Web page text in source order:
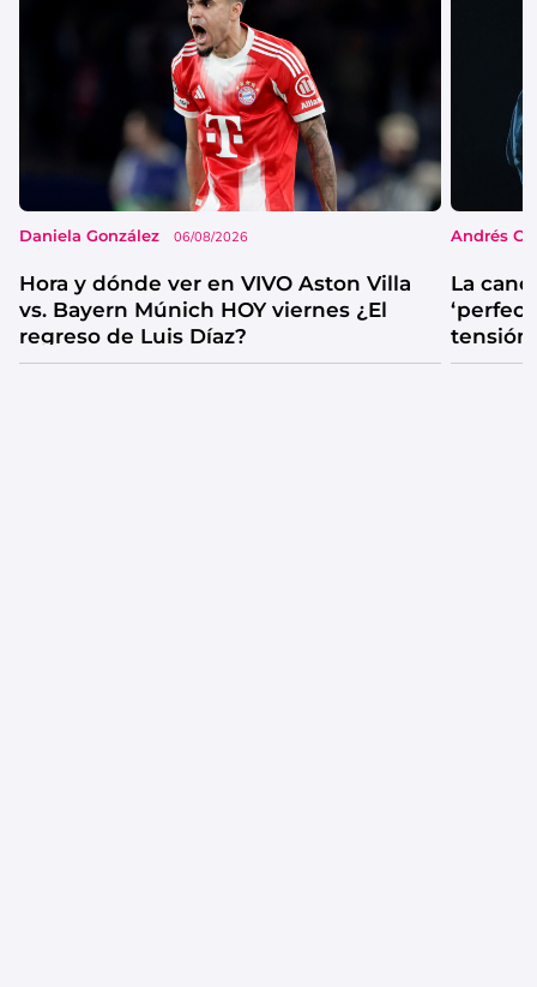
Daniela González 06/08/2026
Hora y dónde ver en VIVO Aston Villa
vs. Bayern Múnich HOY viernes ¿El
regreso de Luis Díaz?
Andrés
La
tensión
catarsis